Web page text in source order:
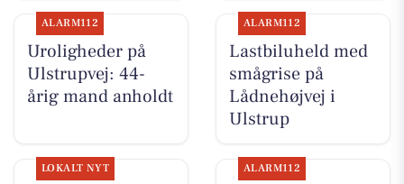
ALARM112
Uroligheder på
Ulstrupvej: 44-
årig mand anholdt
ALARM112
Lastbiluheld med
smågrise på
Lådnehøjvej i
Ulstrup
LOKALT NYT ALARM112